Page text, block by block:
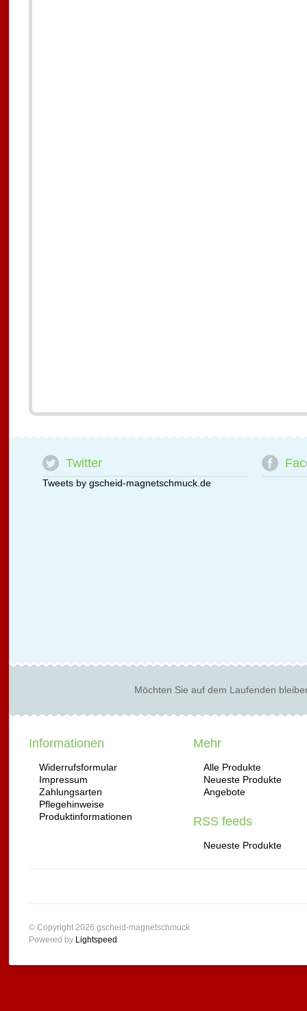
Twitter
Tweets by gscheid-magnetschmuck.de
Möchten Sie auf dem Laufenden
Informationen
Widerrufsformular
Impressum
Zahlungsarten
Pflegehinweise
Produktinformationen
Mehr
Alle Produkte
Neueste Produkte
Angebote
RSS feeds
Neueste Produkte
© Copyright 2026 gscheid-magnetschmuck
Powered by Lightspeed